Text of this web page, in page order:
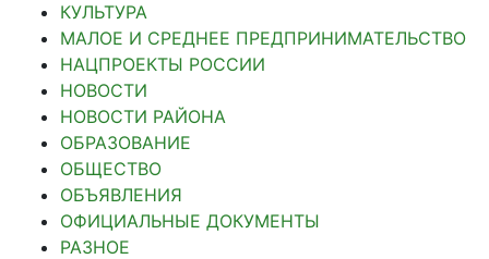
КУЛЬТУРА
МАЛОЕ И СРЕДНЕЕ ПРЕДПРИНИМАТЕЛЬСТВО
НАЦПРОЕКТЫ РОССИИ
НОВОСТИ
НОВОСТИ РАЙОНА
ОБРАЗОВАНИЕ
ОБЩЕСТВО
ОБЪЯВЛЕНИЯ
ОФИЦИАЛЬНЫЕ ДОКУМЕНТЫ
РАЗНОЕ